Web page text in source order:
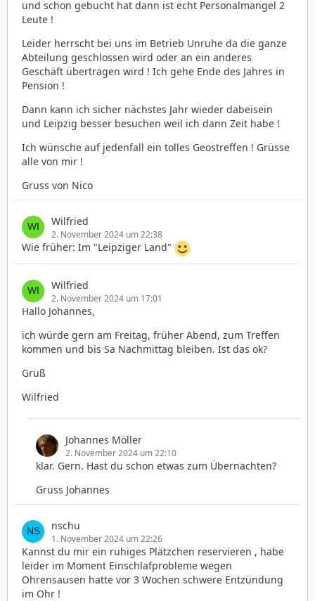
und schon gebucht hat dann ist echt Personalmangel 2
Leute !
Leider herrscht bei uns im Betrieb Unruhe da die ganze
Abteilung geschlossen wird oder an ein anderes
Geschäft übertragen wird ! Ich gehe Ende des Jahres in
Pension !
Dann kann ich sicher nächstes Jahr wieder dabeisein
und Leipzig besser besuchen weil ich dann Zeit habe !
Ich wünsche auf jedenfall ein tolles Geostreffen ! Grüsse
alle von mir !
Gruss von Nico
Wilfried
2. November 2024 um 22:38
Wie früher: Im "Leipziger Land"
Wilfried
2. November 2024 um 17:01
Hallo Johannes,
ich würde gern am Freitag, früher Abend, zum Treffen
kommen und bis Sa Nachmittag bleiben. Ist das ok?
Gruß
Wilfried
Johannes Möller
2. November 2024 um 22:10
klar. Gern. Hast du schon etwas zum Übernachten?
Gruss Johannes
nschu
1. November 2024 um 22:26
Kannst du mir ein ruhiges Plätzchen reservieren , habe
leider im Moment Einschlafprobleme wegen
Ohrensausen hatte vor 3 Wochen schwere Entzündung
im Ohr !